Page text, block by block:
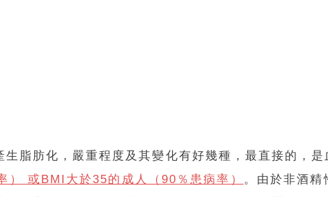
脂肪化，嚴重程度及其變化有好幾種，最直接的，
） 或BMI大於35的成人（90％患病率） 。由於非酒